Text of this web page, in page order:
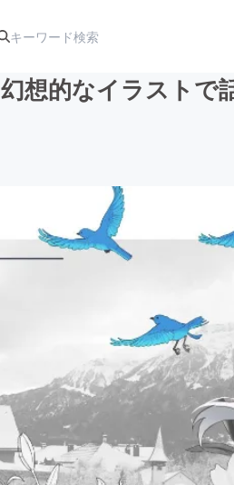
ビジネス・起業
まちづくり・地域活性化
幻想的なイラストで